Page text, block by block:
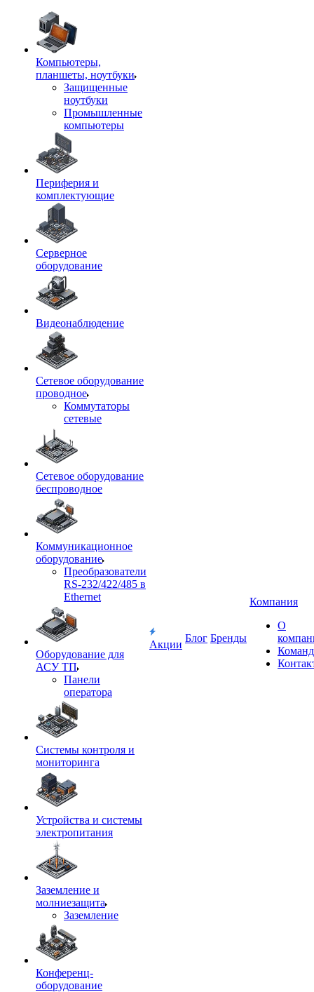
Компьютеры,
планшеты, ноутбуки
Защищенные
ноутбуки
Промышленные
компьютеры
Периферия и
комплектующие
Серверное
оборудование
Видеонаблюдение
Сетевое оборудование
проводное
Коммутаторы
сетевые
Сетевое оборудование
беспроводное
Коммуникационное
оборудование
Преобразователи
RS-232/422/485 в
Ethernet
Оборудование для
АСУ ТП
Панели
оператора
Системы контроля и
мониторинга
Устройства и системы
электропитания
Заземление и
молниезащита
Заземление
Конференц-
оборудование
Акции
Блог Бренды
Компания
О